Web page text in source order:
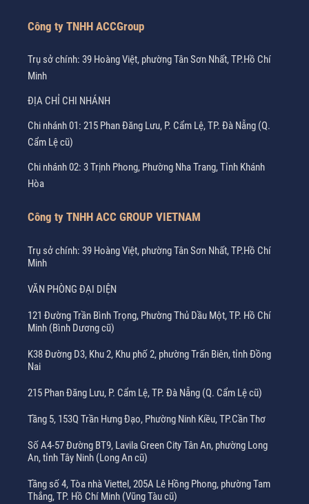
Công ty TNHH ACCGroup
Trụ sở chính: 39 Hoàng Việt, phường Tân Sơn Nhất, TP.Hồ Chí
Minh
ĐỊA CHỈ CHI NHÁNH
Chi nhánh 01: 215 Phan Đăng Lưu, P. Cẩm Lệ, TP. Đà Nẵng (Q.
Cẩm Lệ cũ)
Chi nhánh 02: 3 Trịnh Phong, Phường Nha Trang, Tỉnh Khánh
Hòa
Công ty TNHH ACC GROUP VIETNAM
Trụ sở chính: 39 Hoàng Việt, phường Tân Sơn Nhất, TP.Hồ Chí
Minh
VĂN PHÒNG ĐẠI DIỆN
121 Đường Trần Bình Trọng, Phường Thủ Dầu Một, TP. Hồ Chí
Minh (Bình Dương cũ)
K38 Đường D3, Khu 2, Khu phố 2, phường Trấn Biên, tỉnh Đồng
Nai
215 Phan Đăng Lưu, P. Cẩm Lệ, TP. Đà Nẵng (Q. Cẩm Lệ cũ)
Tầng 5, 153Q Trần Hưng Đạo, Phường Ninh Kiều, TP.Cần Thơ
Số A4-57 Đường BT9, Lavila Green City Tân An, phường Long
An, tỉnh Tây Ninh (Long An cũ)
Tầng số 4, Tòa nhà Viettel, 205A Lê Hồng Phong, phường Tam
Thắng, TP. Hồ Chí Minh (Vũng Tàu cũ)